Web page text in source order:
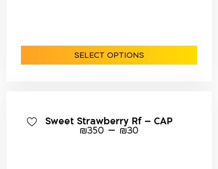
SELECT OPTIONS
Sweet Strawberry Rf – CAP
₪30
–
₪350